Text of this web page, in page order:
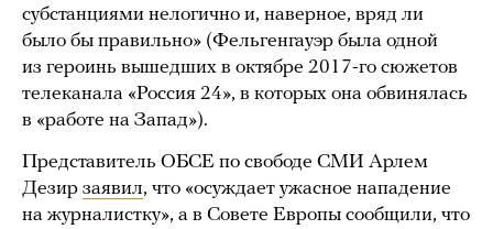
субстанциями нелогично и, наверное, вряд ли
было бы правильно» (Фельгенгауэр была одной
из героинь вышедших в октябре 2017-го сюжетов
телеканала «Россия 24», в которых она обвинялась
в «работе на Запад»).
Представитель ОБСЕ по свободе СМИ Арлем
Дезир заявил, что «осуждает ужасное нападение
на журналистку», а в Совете Европы сообщили, что